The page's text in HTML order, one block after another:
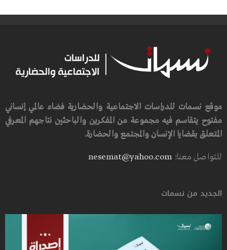
موقع نسمات للدراسات الاجتماعية والحضارية فضاء عالمي إنساني
مفتوح يتقاسم فيه مجموعة من المفكرين والباحثين نتاجهم المعرفي
المتعلق بقضايا الإنسان والمجتمع والحضارة.
للتواصل معنا:nesemat@yahoo.com
الجديد من نسمات